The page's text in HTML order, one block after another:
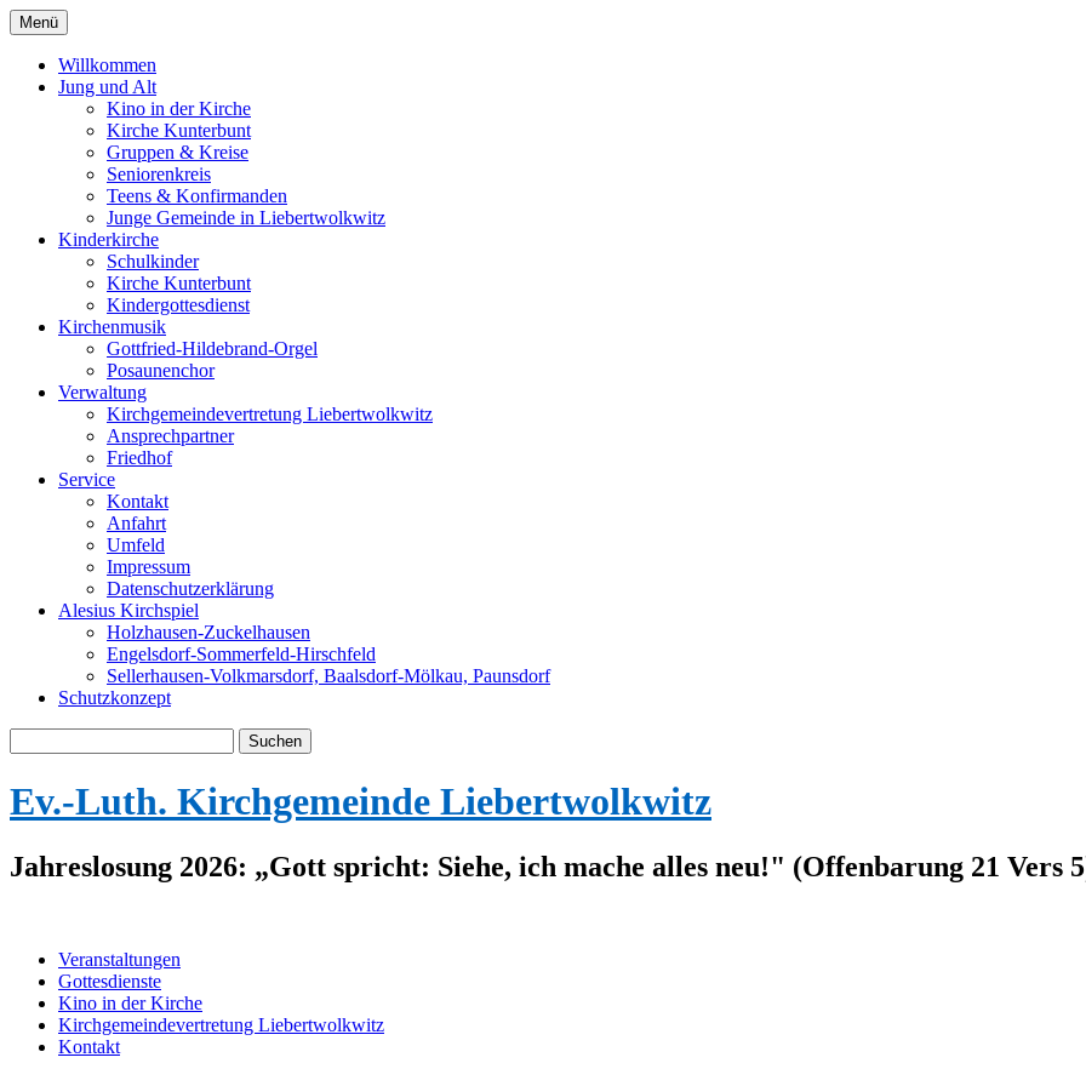
Menü
Willkommen
Jung und Alt
Kino in der Kirche
Kirche Kunterbunt
Gruppen & Kreise
Seniorenkreis
Teens & Konfirmanden
Junge Gemeinde in Liebertwolkwitz
Kinderkirche
Schulkinder
Kirche Kunterbunt
Kindergottesdienst
Kirchenmusik
Gottfried-Hildebrand-Orgel
Posaunenchor
Verwaltung
Kirchgemeindevertretung Liebertwolkwitz
Ansprechpartner
Friedhof
Service
Kontakt
Anfahrt
Umfeld
Impressum
Datenschutzerklärung
Alesius Kirchspiel
Holzhausen-Zuckelhausen
Engelsdorf-Sommerfeld-Hirschfeld
Sellerhausen-Volkmarsdorf, Baalsdorf-Mölkau, Paunsdorf
Schutzkonzept
nach:
Ev.-Luth. Kirchgemeinde Liebertwolkwitz
Jahreslosung 2026: „Gott spricht: Siehe, ich mache alles neu!" (Offenbarung 21 Vers
Veranstaltungen
Gottesdienste
Kino in der Kirche
Kirchgemeindevertretung Liebertwolkwitz
Kontakt